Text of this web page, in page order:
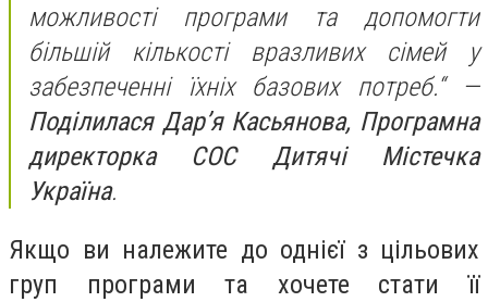
можливості програми та допомогти
більшій кількості вразливих сімей у
забезпеченні їхніх базових потреб.“ —
Поділилася Дар’я Касьянова, Програмна
директорка СОС Дитячі Містечка
Україна.
Якщо ви належите до однієї з цільових
груп програми та хочете стати її